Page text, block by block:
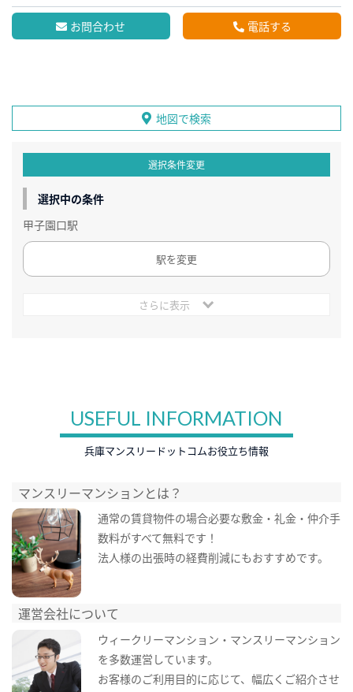
お問合わせ 電話する
地図で検索
選択条件変更
選択中の条件
甲子園口駅
駅を変更
さらに表示
USEFUL INFORMATION
兵庫マンスリードットコムお役立ち情報
マンスリーマンションとは？
通常の賃貸物件の場合必要な敷金・礼金・仲介手
数料がすべて無料です！
法人様の出張時の経費削減にもおすすめです。
運営会社について
ウィークリーマンション・マンスリーマンション
を多数運営しています。
お客様のご利用目的に応じて、幅広くご紹介させ